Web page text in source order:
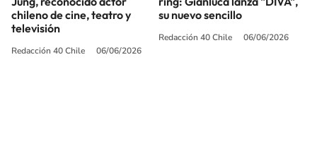
chileno de cine, teatro y
televisión
Redacción 40 Chile 06/06/2026
su nuevo sencillo
Redacción 40 Chile 06/06/2026